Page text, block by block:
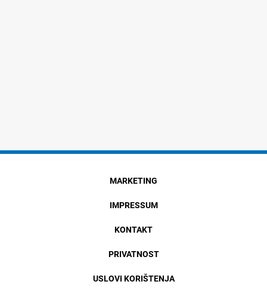
MARKETING
IMPRESSUM
KONTAKT
PRIVATNOST
USLOVI KORIŠTENJA